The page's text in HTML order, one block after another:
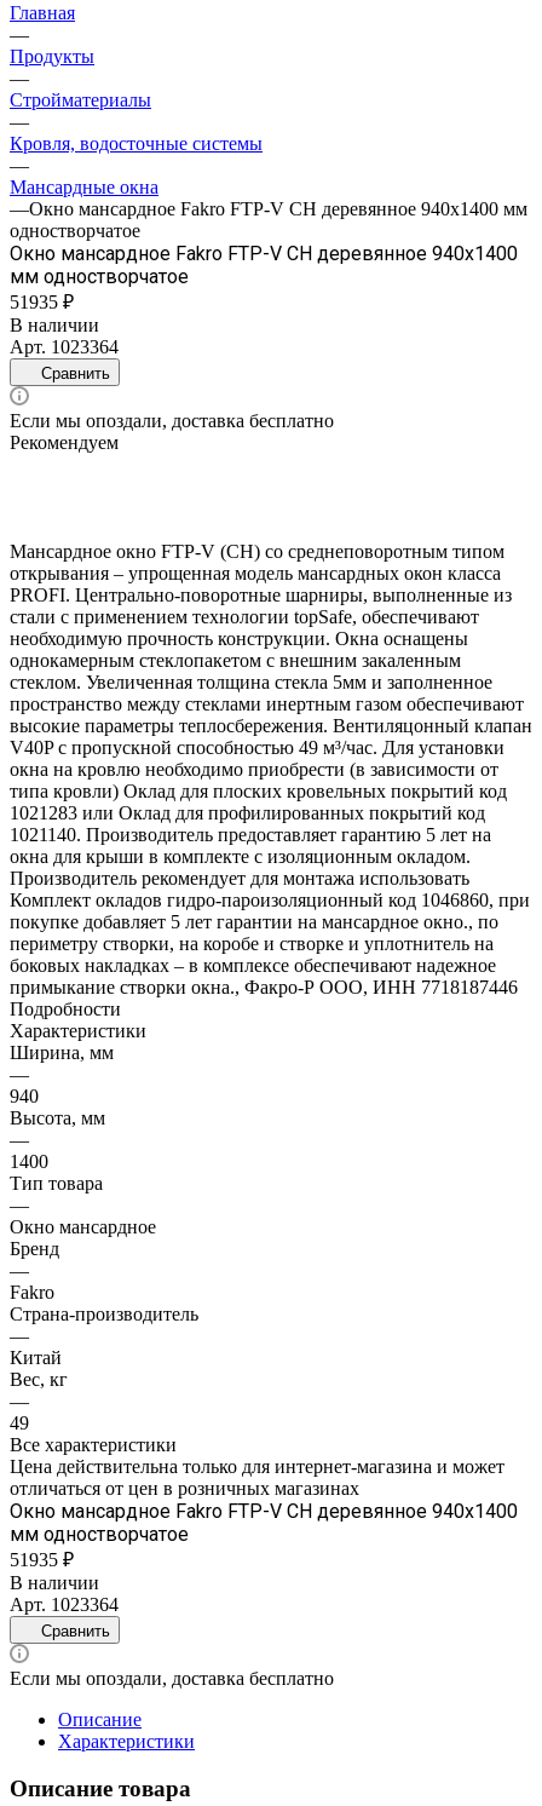
Главная
—
Продукты
—
Стройматериалы
—
Кровля, водосточные системы
—
Мансардные окна
—Окно мансардное Fakro FTP-V CH деревянное 940х1400 мм
одностворчатое
Окно мансардное Fakro FTP-V CH деревянное 940х1400
мм одностворчатое
51935 ₽
В наличии
Арт. 1023364
Сравнить
Если мы опоздали, доставка бесплатно
Рекомендуем
Мансардное окно FTP-V (CH) со среднеповоротным типом
открывания – упрощенная модель мансардных окон класса
PROFI. Центрально-поворотные шарниры, выполненные из
стали с применением технологии topSafe, обеспечивают
необходимую прочность конструкции. Окна оснащены
однокамерным стеклопакетом с внешним закаленным
стеклом. Увеличенная толщина стекла 5мм и заполненное
пространство между стеклами инертным газом обеспечивают
высокие параметры теплосбережения. Вентиляцонный клапан
V40P с пропускной способностью 49 м³/час. Для установки
окна на кровлю необходимо приобрести (в зависимости от
типа кровли) Оклад для плоских кровельных покрытий код
1021283 или Оклад для профилированных покрытий код
1021140. Производитель предоставляет гарантию 5 лет на
окна для крыши в комплекте с изоляционным окладом.
Производитель рекомендует для монтажа использовать
Комплект окладов гидро-пароизоляционный код 1046860, при
покупке добавляет 5 лет гарантии на мансардное окно., по
периметру створки, на коробе и створке и уплотнитель на
боковых накладках – в комплексе обеспечивают надежное
примыкание створки окна., Факро-Р ООО, ИНН 7718187446
Подробности
Характеристики
Ширина, мм
—
940
Высота, мм
—
1400
Тип товара
—
Окно мансардное
Бренд
—
Fakro
Страна-производитель
—
Китай
Вес, кг
—
49
Все характеристики
Цена действительна только для интернет-магазина и может
отличаться от цен в розничных магазинах
Окно мансардное Fakro FTP-V CH деревянное 940х1400
мм одностворчатое
51935 ₽
В наличии
Арт. 1023364
Сравнить
Если мы опоздали, доставка бесплатно
Описание
Характеристики
Описание товара